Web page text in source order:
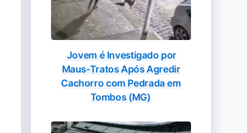
Jovem é Investigado por
Maus-Tratos Após Agredir
Cachorro com Pedrada em
Tombos (MG)